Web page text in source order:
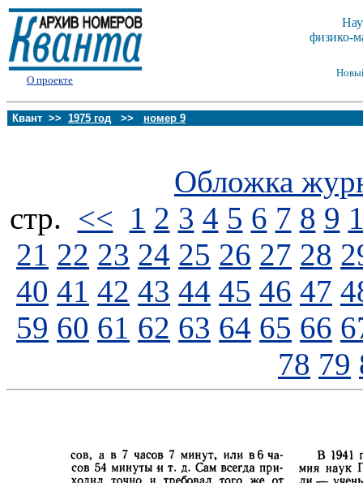
О проекте
физико-
Квант >> 1975 год >> номер 9
Обложка
стp. << 1 2 3 4 5 6 7 8 9
21 22 23 24 25 26 27 28
40 41 42 43 44 45 46 47
59 60 61 62 63 64 65 66
78 79